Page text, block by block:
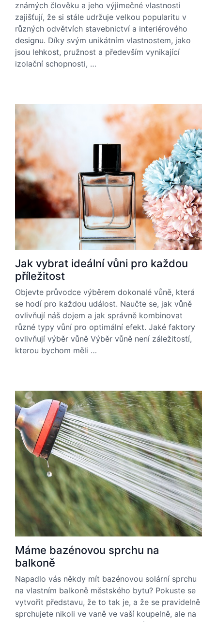
známých člověku a jeho výjimečné vlastnosti
zajišťují, že si stále udržuje velkou popularitu v
různých odvětvích stavebnictví a interiérového
designu. Díky svým unikátním vlastnostem, jako
jsou lehkost, pružnost a především vynikající
izolační schopnosti, …
Jak vybrat ideální vůni pro každou
příležitost
Objevte průvodce výběrem dokonalé vůně, která
se hodí pro každou událost. Naučte se, jak vůně
ovlivňují náš dojem a jak správně kombinovat
různé typy vůní pro optimální efekt. Jaké faktory
ovlivňují výběr vůně Výběr vůně není záležitostí,
kterou bychom měli …
Máme bazénovou sprchu na
balkoně
Napadlo vás někdy mít bazénovou solární sprchu
na vlastním balkoně městského bytu? Pokuste se
vytvořit představu, že to tak je, a že se pravidelně
sprchujete nikoli ve vaně ve vaší koupelně, ale na